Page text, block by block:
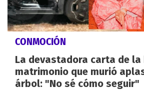
CONMOCIÓN
La devastadora carta de la
matrimonio que murió
árbol: "No sé cómo seguir"